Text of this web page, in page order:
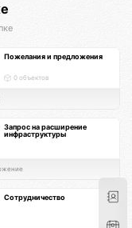
Пожелания и предложения
0 объектов
Запрос на расширение
инфраструктуры
Сотрудничество